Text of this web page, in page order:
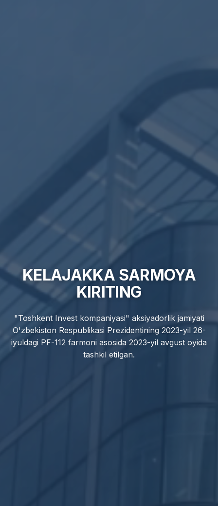
KELAJAKKA SARMOYA
KIRITING
"Toshkent Invest kompaniyasi" aksiyadorlik jamiyati
O'zbekiston Respublikasi Prezidentining 2023-yil 26-
iyuldagi PF-112 farmoni asosida 2023-yil avgust oyida
tashkil etilgan.